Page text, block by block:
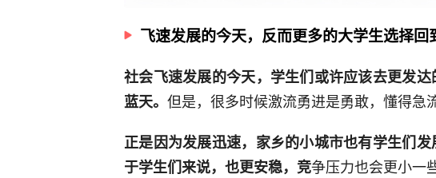
飞速发展的今天，反而更多的大学生选择回
社会飞速发展的今天，学生们或许应该去更发
蓝天。 但是，很多时候激流勇进是勇敢，懂得急
正是因为发展迅速，家乡的小城市也有学生们
于学生们来说，也更安稳，竞争压力也会更小一